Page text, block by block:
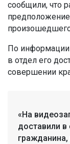
сообщили, что
предположение
По информации
в отдел его
совершении
«На
доставили в